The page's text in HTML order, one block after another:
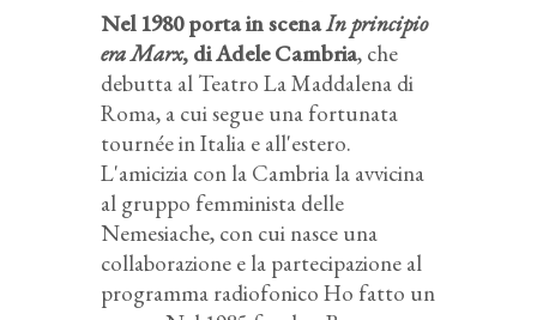
Nel 1980 porta in scenaIn principio
era Marx, di Adele Cambria, che
debutta al Teatro La Maddalena di
Roma, a cui segue una fortunata
tournée in Italia e all'estero.
L'amicizia con la Cambria la avvicina
al gruppo femminista delle
Nemesiache, con cui nasce una
collaborazione e la partecipazione al
programma radiofonico Ho fatto un